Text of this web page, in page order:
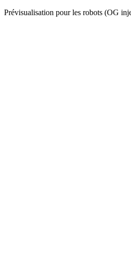
Prévisualisation pour les robots (OG